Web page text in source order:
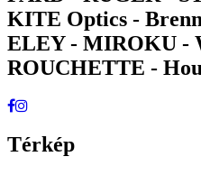
KITE Optics -
ELEY - MIROKU -
ROUCHETTE -
Térkép